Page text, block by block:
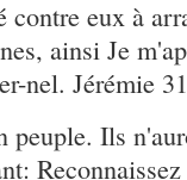
eux à
ainsi Je
nel. Jérémie
peuple. Ils